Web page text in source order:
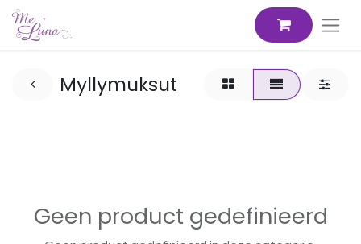
Myllymuksut
Geen product gedefinieerd